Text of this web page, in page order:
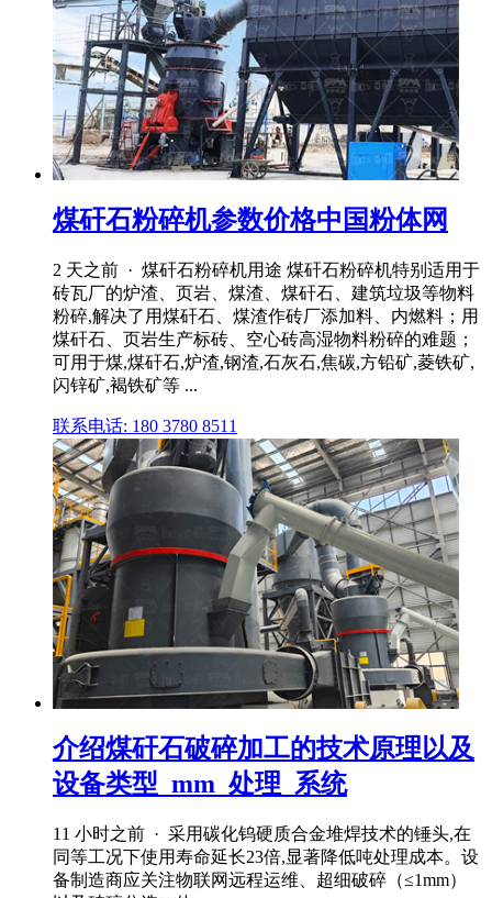
煤矸石粉碎机参数价格中国粉体网
2 天之前 · 煤矸石粉碎机用途 煤矸石粉碎机特别适用于
砖瓦厂的炉渣、页岩、煤渣、煤矸石、建筑垃圾等物料
粉碎,解决了用煤矸石、煤渣作砖厂添加料、内燃料；用
煤矸石、页岩生产标砖、空心砖高湿物料粉碎的难题；
可用于煤,煤矸石,炉渣,钢渣,石灰石,焦碳,方铅矿,菱铁矿,
闪锌矿,褐铁矿等 ...
联系电话: 180 3780 8511
介绍煤矸石破碎加工的技术原理以及
设备类型_mm_处理_系统
11 小时之前 · 采用碳化钨硬质合金堆焊技术的锤头,在
同等工况下使用寿命延长23倍,显著降低吨处理成本。设
备制造商应关注物联网远程运维、超细破碎（≤1mm）